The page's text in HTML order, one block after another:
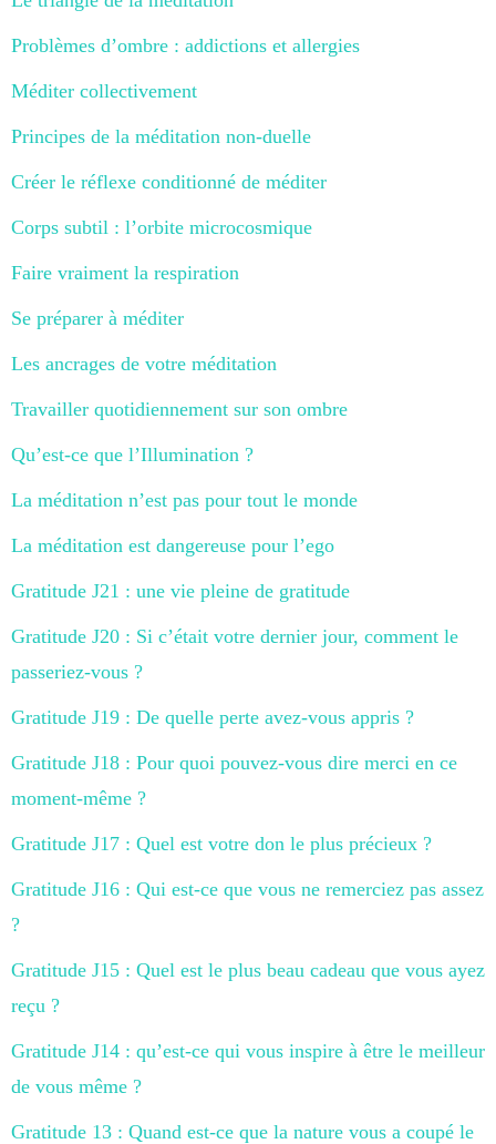
Problèmes d’ombre : addictions et allergies
Méditer collectivement
Principes de la méditation non-duelle
Créer le réflexe conditionné de méditer
Corps subtil : l’orbite microcosmique
Faire vraiment la respiration
Se préparer à méditer
Les ancrages de votre méditation
Travailler quotidiennement sur son ombre
Qu’est-ce que l’Illumination ?
La méditation n’est pas pour tout le monde
La méditation est dangereuse pour l’ego
Gratitude J21 : une vie pleine de gratitude
Gratitude J20 : Si c’était votre dernier jour, comment le
passeriez-vous ?
Gratitude J19 : De quelle perte avez-vous appris ?
Gratitude J18 : Pour quoi pouvez-vous dire merci en ce
moment-même ?
Gratitude J17 : Quel est votre don le plus précieux ?
Gratitude J16 : Qui est-ce que vous ne remerciez pas assez
?
Gratitude J15 : Quel est le plus beau cadeau que vous ayez
reçu ?
Gratitude J14 : qu’est-ce qui vous inspire à être le meilleur
de vous même ?
Gratitude 13 : Quand est-ce que la nature vous a coupé le